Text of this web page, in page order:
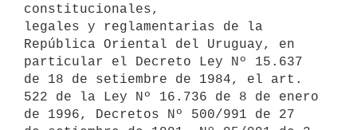
constitucionales,
legales y reglamentarias de la
República Oriental del Uruguay, en
particular el Decreto Ley Nº 15.637
de 18 de setiembre de 1984, el art.
522 de la Ley Nº 16.736 de 8 de enero
de 1996, Decretos Nº 500/991 de 27